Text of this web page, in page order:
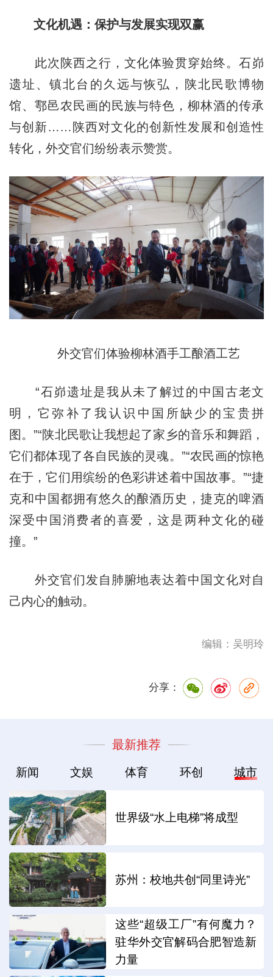
文化机遇：保护与发展实现双赢
此次陕西之行，文化体验贯穿始终。石峁
遗址、镇北台的久远与恢弘，陕北民歌博物
馆、鄠邑农民画的民族与特色，柳林酒的传承
与创新……陕西对文化的创新性发展和创造性
转化，外交官们纷纷表示赞赏。
外交官们体验柳林酒手工酿酒工艺
“石峁遗址是我从未了解过的中国古老文
明，它弥补了我认识中国所缺少的宝贵拼
图。”“陕北民歌让我想起了家乡的音乐和舞蹈，
它们都体现了各自民族的灵魂。”“农民画的惊艳
在于，它们用缤纷的色彩讲述着中国故事。”“捷
克和中国都拥有悠久的酿酒历史，捷克的啤酒
深受中国消费者的喜爱，这是两种文化的碰
撞。”
外交官们发自肺腑地表达着中国文化对自
己内心的触动。
编辑：吴明玲
分享：
最新推荐
新闻 文娱 体育 环创 城市
世界级“水上电梯”将成型
苏州：校地共创“同里诗光”
这些“超级工厂”有何魔力？
驻华外交官解码合肥智造新
力量